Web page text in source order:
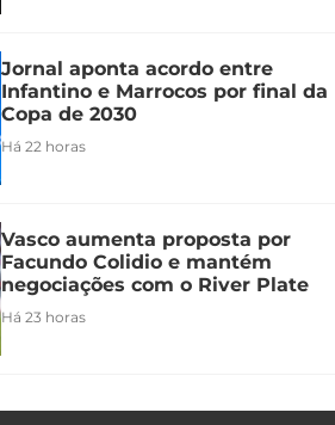
Jornal aponta acordo entre
Infantino e Marrocos por final da
Copa de 2030
Há 22 horas
Vasco aumenta proposta por
Facundo Colidio e mantém
negociações com o River Plate
Há 23 horas